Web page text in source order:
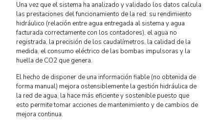
Una vez que el sistema ha analizado y validado los datos calcula
las prestaciones del funcionamiento de la red: su rendimiento
hidráulico (relación entre agua entregada al sistema y agua
facturada correctamente con los contadores), el agua no
registrada, la precisión de los caudalímetros, la calidad de la
medida, el consumo eléctrico de las bombas impulsoras y la
huella de CO2 que genera.
El hecho de disponer de una información fiable (no obtenida de
forma manual) mejora ostensiblemente la gestión hidráulica de
la red de agua, la hace más eficiente y sostenible puesto que
esto permite tomar acciones de mantenimiento y de cambios de
mejora continua.